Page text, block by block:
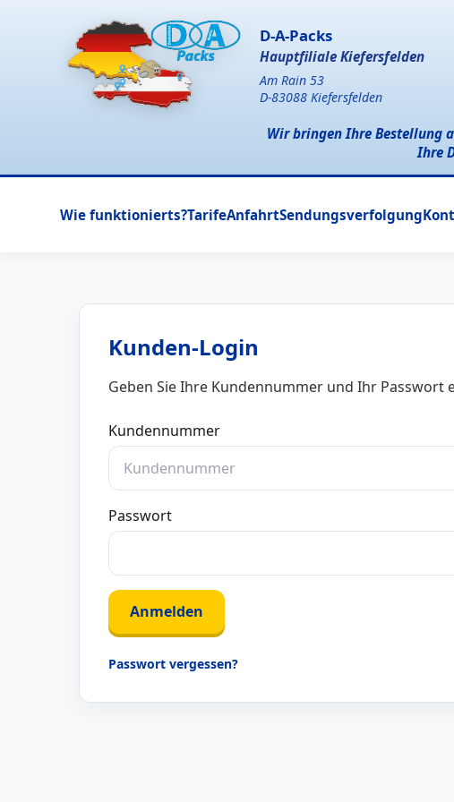
D-A-Packs
Hauptfiliale Kiefersfelden
Am Rain 53
D-83088 Kiefersfelden
Wir bringen Ihre Bestellung
Ihre
Wie funktionierts?TarifeAnfahrtSendungsverfolgung
Kunden-Login
Geben Sie Ihre Kundennummer und Ihr Passwort
Kundennummer
Passwort
Anmelden
Passwort vergessen?